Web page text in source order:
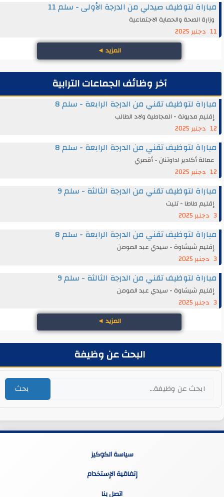
مباراة لتوظيف صيدلي من الدرجة الأولى - سلم 11
وزارة الصحة والحماية الاجتماعية
11 دجنبر 2025
المزيد◄
آخر وظائف الجماعات الترابية
مباراة لتوظيف تقني من الدرجة الرابعة - سلم 8
إقليم مديونة - المجاطية ولاد الطالب
12 دجنبر 2025
مباراة لتوظيف تقني من الدرجة الرابعة - سلم 8
عمالة أكادير اداوتنان - أقصري
12 دجنبر 2025
مباراة لتوظيف تقني من الدرجة الثالثة - سلم 9
إقليم طاطا - تليت
مباراة لتوظيف تقني من الدرجة الرابعة - سلم 8
إقليم شيشاوة - سيدي عبد المومن
مباراة لتوظيف تقني من الدرجة الثالثة - سلم 9
إقليم شيشاوة - سيدي عبد المومن
المزيد◄
البحث عن وظيفة
بحث
سياسة الكوكيز
إتفاقية الإستخدام
اتصل بنا